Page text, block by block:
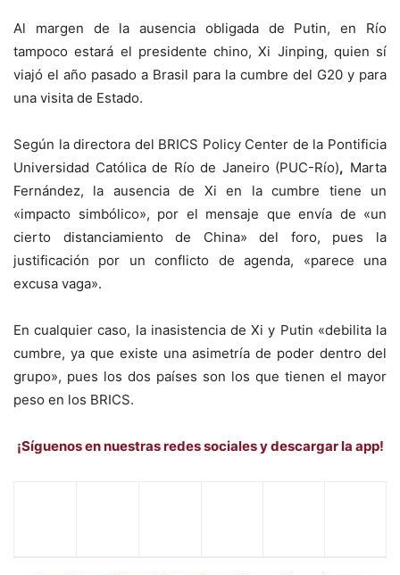
Al margen de la ausencia obligada de Putin, en Río
tampoco estará el presidente chino, Xi Jinping, quien sí
viajó el año pasado a Brasil para la cumbre del G20 y para
una visita de Estado.
Según la directora del BRICS Policy Center de la Pontificia
Universidad Católica de Río de Janeiro (PUC-Río), Marta
Fernández, la ausencia de Xi en la cumbre tiene un
«impacto simbólico», por el mensaje que envía de «un
cierto distanciamiento de China» del foro, pues la
justificación por un conflicto de agenda, «parece una
excusa vaga».
En cualquier caso, la inasistencia de Xi y Putin «debilita la
cumbre, ya que existe una asimetría de poder dentro del
grupo», pues los dos países son los que tienen el mayor
peso en los BRICS.
¡Síguenos en nuestras redes sociales y descargar la app!